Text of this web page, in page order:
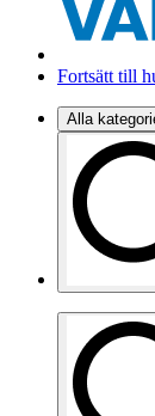
Fortsätt till
Alla